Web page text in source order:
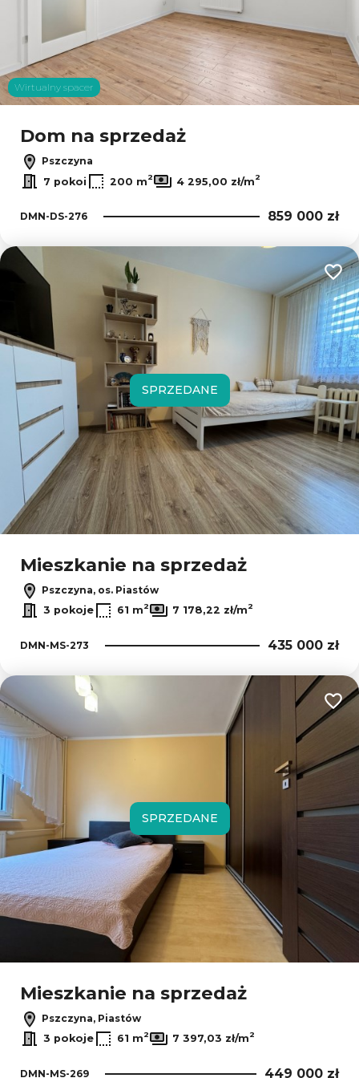
Wirtualny spacer
Dom na sprzedaż
Pszczyna
7 pokoi
200 m2 4 295,00 zł/m2
DMN-DS-276 859 000 zł
SPRZEDANE
Mieszkanie na sprzedaż
Pszczyna, os. Piastów
3 pokoje
61 m2 7 178,22 zł/m2
DMN-MS-273 435 000 zł
SPRZEDANE
Mieszkanie na sprzedaż
Pszczyna, Piastów
3 pokoje
61 m2 7 397,03 zł/m2
DMN-MS-269 449 000 zł